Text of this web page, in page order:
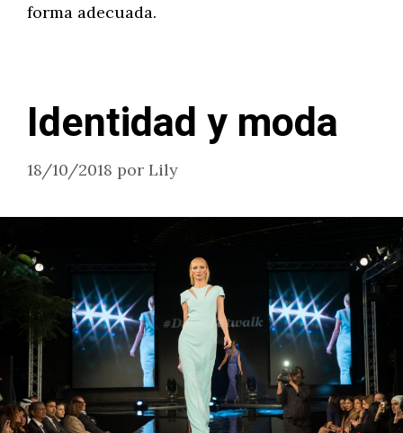
forma adecuada.
Identidad y moda
18/10/2018 por Lily